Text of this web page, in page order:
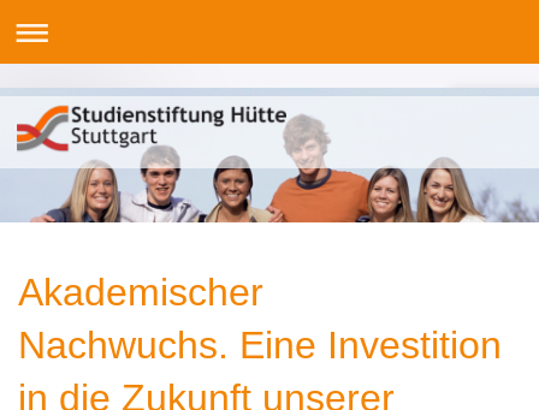
Akademischer
Nachwuchs. Eine Investition
in die Zukunft unserer